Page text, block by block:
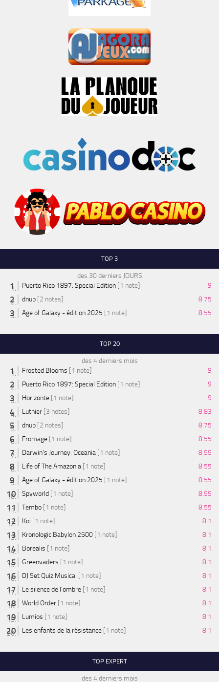
TOP 3
des 30 derniers JOURS
Puerto Rico 1897: Special Edition [1 note]
9
dnup [2 notes]
8.75
Age of Galaxy - édition 2025 [1 note] 8.55
TOP 20
des 4 derniers mois
Frosted Blooms [1 note]
9
Puerto Rico 1897: Special Edition [1 note]
9
Horizonte [1 note]
9
Luthier [3 notes]
8.83
dnup [2 notes]
8.75
Fromage [1 note]
8.55
Darwin's Journey: Oceania [1 note]
8.55
Life of The Amazonia [1 note]
8.55
Age of Galaxy - édition 2025 [1 note]
8.55
Spyworld [1 note]
8.55
Tembo [1 note]
8.55
Koi [1 note]
8.1
Kronologic Babylon 2500 [1 note]
8.1
Borealis [1 note]
8.1
Greenvaders [1 note]
8.1
DJ Set Quiz Musical [1 note]
8.1
Le silence de l'ombre [1 note]
8.1
World Order [1 note]
8.1
Lumios [1 note]
8.1
Les enfants de la résistance [1 note] 8.1
TOP EXPERT
des 4 derniers mois